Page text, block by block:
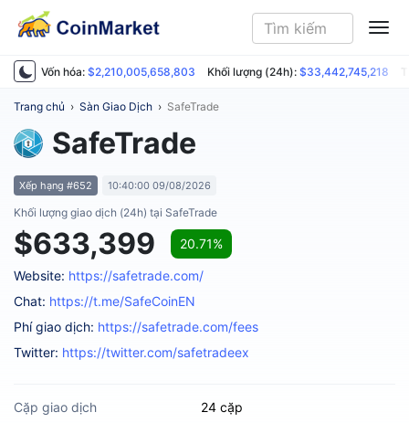
Vốn hóa: $2,210,005,658,803 Khối lượng (24h): $33,442,745,218
Trang chủ › Sàn Giao Dịch › SafeTrade
SafeTrade
Xếp hạng #652 10:40:00 09/08/2026
Khối lượng giao dịch (24h) tại SafeTrade
$633,399 20.71%
Website: https://safetrade.com/
Chat: https://t.me/SafeCoinEN
Phí giao dịch: https://safetrade.com/fees
Twitter: https://twitter.com/safetradeex
Cặp giao dịch
24 cặp